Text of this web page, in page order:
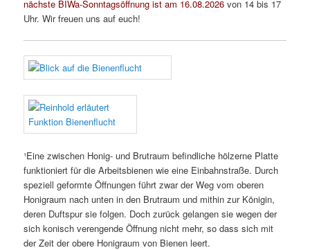
nächste BIWa-Sonntagsöffnung ist am 16.08.2026 von 14 bis 17
Uhr. Wir freuen uns auf euch!
¹Eine zwischen Honig- und Brutraum befindliche hölzerne Platte
funktioniert für die Arbeitsbienen wie eine Einbahnstraße. Durch
speziell geformte Öffnungen führt zwar der Weg vom oberen
Honigraum nach unten in den Brutraum und mithin zur Königin,
deren Duftspur sie folgen. Doch zurück gelangen sie wegen der
sich konisch verengende Öffnung nicht mehr, so dass sich mit
der Zeit der obere Honigraum von Bienen leert.